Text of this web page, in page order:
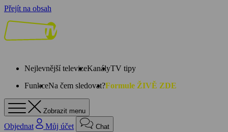
Přejít na obsah
Nejlevnější televizeKanályTV tipy
FunkceNa čem sledovat?Formule ŽIVĚ ZDE
Zobrazit menu
Objednat Můj účet Chat